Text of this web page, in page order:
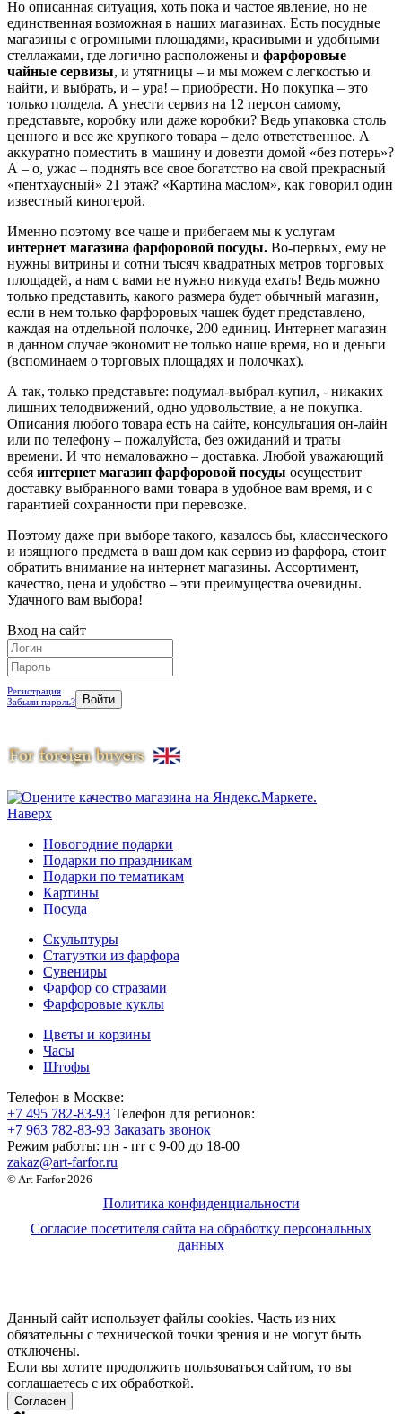
Но описанная ситуация, хоть пока и частое явление, но не
единственная возможная в наших магазинах. Есть посудные
магазины с огромными площадями, красивыми и удобными
стеллажами, где логично расположены и фарфоровые
чайные сервизы, и утятницы – и мы можем с легкостью и
найти, и выбрать, и – ура! – приобрести. Но покупка – это
только полдела. А унести сервиз на 12 персон самому,
представьте, коробку или даже коробки? Ведь упаковка столь
ценного и все же хрупкого товара – дело ответственное. А
аккуратно поместить в машину и довезти домой «без потерь»?
А – о, ужас – поднять все свое богатство на свой прекрасный
«пентхаусный» 21 этаж? «Картина маслом», как говорил один
известный киногерой.
Именно поэтому все чаще и прибегаем мы к услугам
интернет магазина фарфоровой посуды. Во-первых, ему не
нужны витрины и сотни тысяч квадратных метров торговых
площадей, а нам с вами не нужно никуда ехать! Ведь можно
только представить, какого размера будет обычный магазин,
если в нем только фарфоровых чашек будет представлено,
каждая на отдельной полочке, 200 единиц. Интернет магазин
в данном случае экономит не только наше время, но и деньги
(вспоминаем о торговых площадях и полочках).
А так, только представьте: подумал-выбрал-купил, - никаких
лишних телодвижений, одно удовольствие, а не покупка.
Описания любого товара есть на сайте, консультация он-лайн
или по телефону – пожалуйста, без ожиданий и траты
времени. И что немаловажно – доставка. Любой уважающий
себя интернет магазин фарфоровой посуды осуществит
доставку выбранного вами товара в удобное вам время, и с
гарантией сохранности при перевозке.
Поэтому даже при выборе такого, казалось бы, классического
и изящного предмета в ваш дом как сервиз из фарфора, стоит
обратить внимание на интернет магазины. Ассортимент,
качество, цена и удобство – эти преимущества очевидны.
Удачного вам выбора!
Вход на сайт
Регистрация
Забыли пароль?
Наверх
Новогодние подарки
Подарки по праздникам
Подарки по тематикам
Картины
Посуда
Скульптуры
Статуэтки из фарфора
Сувениры
Фарфор со стразами
Фарфоровые куклы
Цветы и корзины
Часы
Штофы
Телефон в Москве:
+7 495 782-83-93 Телефон для регионов:
+7 963 782-83-93 Заказать звонок
Режим работы: пн - пт c 9-00 до 18-00
zakaz@art-farfor.ru
© Art Farfor 2026
Политика конфиденциальности
Согласие посетителя сайта на обработку персональных
данных
Данный сайт использует файлы cookies. Часть из них
обязательны с технической точки зрения и не могут быть
отключены.
Если вы хотите продолжить пользоваться сайтом, то вы
соглашаетесь с их обработкой.